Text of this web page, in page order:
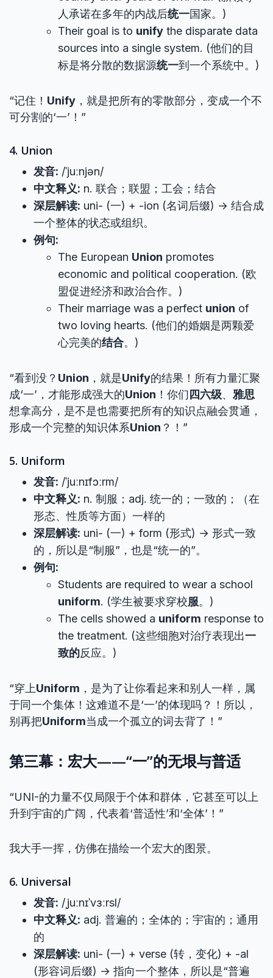
人承诺在多年的内战后统一国家。)
Their goal is to unify the disparate data
sources into a single system. (他们的目
标是将分散的数据源统一到一个系统中。)
“记住！ Unify ，就是把所有的零散部分，变成一个不
可分割的‘一’！”
4. Union
发音: /ˈjuːnjən/
中文释义: n. 联合；联盟；工会；结合
深层解读: uni- (一) + -ion (名词后缀) → 结合成
一个整体的状态或组织。
例句:
The European Union promotes
economic and political cooperation. (欧
盟促进经济和政治合作。)
Their marriage was a perfect union of
two loving hearts. (他们的婚姻是两颗爱
心完美的结合。)
“看到没？ Union ，就是Unify的结果！所有力量汇聚
成‘一’，才能形成强大的Union ！你们 四六级、 雅思
想拿高分，是不是也需要把所有的知识点融会贯通，
形成一个完整的知识体系Union ？！”
5. Uniform
发音: /ˈjuːnɪfɔːrm/
中文释义: n. 制服；adj. 统一的；一致的；（在
形态、性质等方面）一样的
深层解读: uni- (一) + form (形式) → 形式一致
的，所以是“制服”，也是“统一的”。
例句:
Students are required to wear a school
uniform. (学生被要求穿校服。)
The cells showed a uniform response to
the treatment. (这些细胞对治疗表现出一
致的反应。)
“穿上Uniform ，是为了让你看起来和别人一样，属
于同一个集体！这难道不是‘一’的体现吗？！所以，
别再把Uniform当成一个孤立的词去背了！”
第三幕：宏大——“一”的无垠与普适
“UNI-的力量不仅局限于个体和群体，它甚至可以上
升到宇宙的广阔，代表着‘普适性’和‘全体’！”
我大手一挥，仿佛在描绘一个宏大的图景。
6. Universal
发音: /ˌjuːnɪˈvɜːrsl/
中文释义: adj. 普遍的；全体的；宇宙的；通用
的
深层解读: uni- (一) + verse (转，变化) + -al
(形容词后缀) → 指向一个整体，所以是“普遍